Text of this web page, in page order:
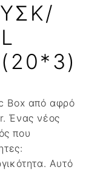
Box από αφρό
Ένας νέος
που
Αυτό